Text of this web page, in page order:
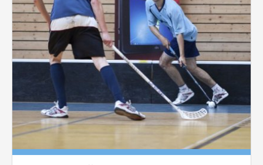
těmto účelům využíváme.
MARKETINGOVÉ
Využívané za účelem zobrazení
správných nabídek a cílení obsahu podle
Vašich preferencí. Zpravidla jde o
cookies systémů třetích stran, které nám
s analýzou uživatelského chování
pomáhají.